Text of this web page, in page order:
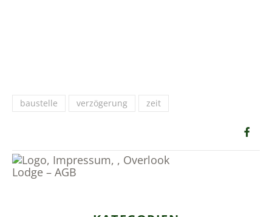
baustelle verzögerung zeit